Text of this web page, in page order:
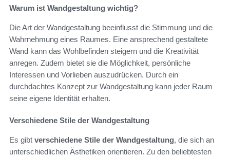
Warum ist Wandgestaltung wichtig?
Die Art der Wandgestaltung beeinflusst die Stimmung und die
Wahrnehmung eines Raumes. Eine ansprechend gestaltete
Wand kann das Wohlbefinden steigern und die Kreativität
anregen. Zudem bietet sie die Möglichkeit, persönliche
Interessen und Vorlieben auszudrücken. Durch ein
durchdachtes Konzept zur Wandgestaltung kann jeder Raum
seine eigene Identität erhalten.
Verschiedene Stile der Wandgestaltung
Es gibt verschiedene Stile der Wandgestaltung, die sich an
unterschiedlichen Ästhetiken orientieren. Zu den beliebtesten